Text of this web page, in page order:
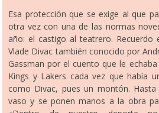
Esa protección que se exige al que
otra vez con una de las normas
año: el castigo al teatrero. Recuerdo
Vlade Divac también conocido por
Gassman por el cuento que le
Kings y Lakers cada vez que había
como Divac, pues un montón.
vaso y se ponen manos a la obra